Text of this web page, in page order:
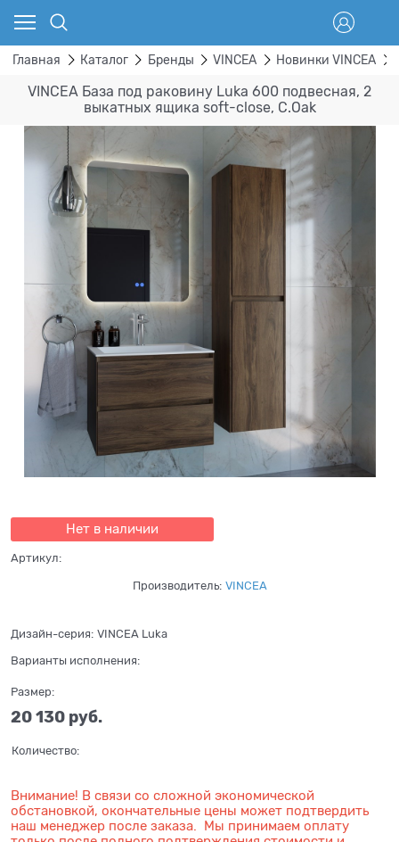
Главная Каталог Бренды VINCEA Новинки VINCEA
VINCEA База под раковину Luka 600 подвесная, 2
выкатных ящика soft-close, С.Oak
Нет в наличии
Артикул:
Производитель: VINCEA
Дизайн-серия: VINCEA Luka
Варианты исполнения:
Размер:
20 130 руб.
Количество:
Внимание! В связи со сложной экономической
обстановкой, окончательные цены может подтвердить
наш менеджер после заказа. Мы принимаем оплату